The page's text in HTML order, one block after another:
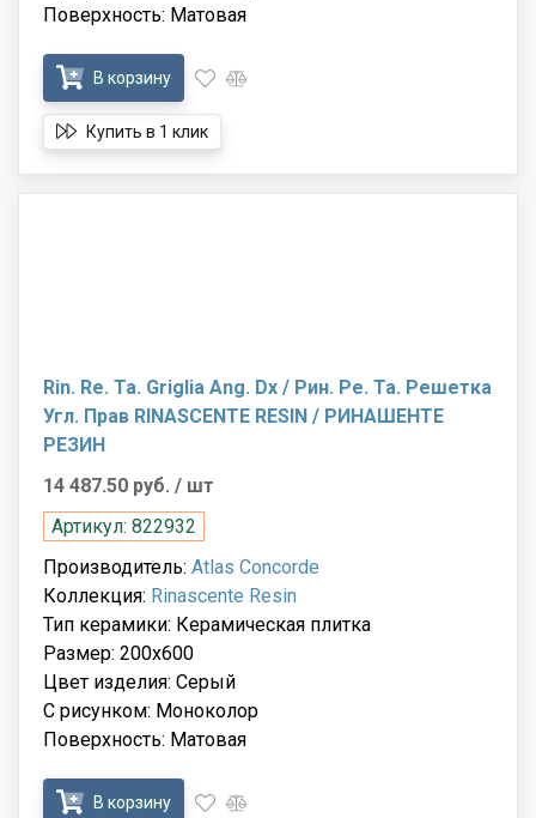
Поверхность: Матовая
В корзину
Купить в 1 клик
Rin. Re. Ta. Griglia Ang. Dx / Рин. Ре. Та. Решетка
Угл. Прав RINASCENTE RESIN / РИНАШЕНТЕ
РЕЗИН
14 487.50 руб. / шт
Артикул: 822932
Производитель: Atlas Concorde
Коллекция: Rinascente Resin
Тип керамики: Керамическая плитка
Размер: 200x600
Цвет изделия: Серый
С рисунком: Моноколор
Поверхность: Матовая
В корзину